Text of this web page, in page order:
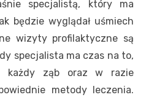
specjalistą, który ma
będzie wyglądał uśmiech
wizyty profilaktyczne są
specjalista ma czas na to,
każdy ząb oraz w razie
metody leczenia.